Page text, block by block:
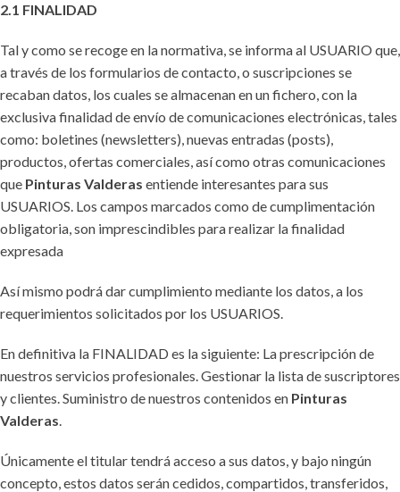
2.1 FINALIDAD
Tal y como se recoge en la normativa, se informa al USUARIO que,
a través de los formularios de contacto, o suscripciones se
recaban datos, los cuales se almacenan en un fichero, con la
exclusiva finalidad de envío de comunicaciones electrónicas, tales
como: boletines (newsletters), nuevas entradas (posts),
productos, ofertas comerciales, así como otras comunicaciones
que Pinturas Valderas entiende interesantes para sus
USUARIOS. Los campos marcados como de cumplimentación
obligatoria, son imprescindibles para realizar la finalidad
expresada
Así mismo podrá dar cumplimiento mediante los datos, a los
requerimientos solicitados por los USUARIOS.
En definitiva la FINALIDAD es la siguiente: La prescripción de
nuestros servicios profesionales. Gestionar la lista de suscriptores
y clientes. Suministro de nuestros contenidos en Pinturas
Valderas.
Únicamente el titular tendrá acceso a sus datos, y bajo ningún
concepto, estos datos serán cedidos, compartidos, transferidos,